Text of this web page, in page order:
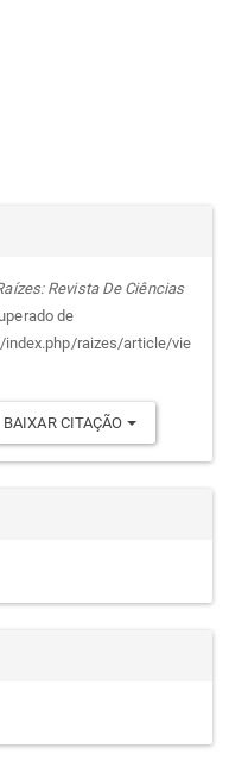
Revista De Ciências
de
raizes/article/vie
BAIXAR CITAÇÃO